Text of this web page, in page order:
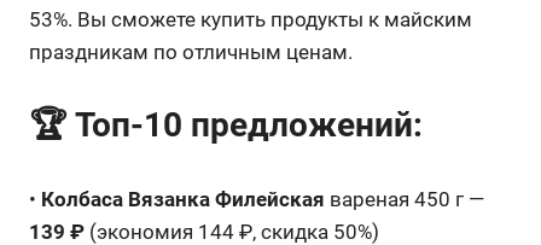
53%. Вы сможете купить продукты к майским
праздникам по отличным ценам.
🏆 Топ-10 предложений:
• Колбаса Вязанка Филейская вареная 450 г —
139 ₽ (экономия 144 ₽, скидка 50%)